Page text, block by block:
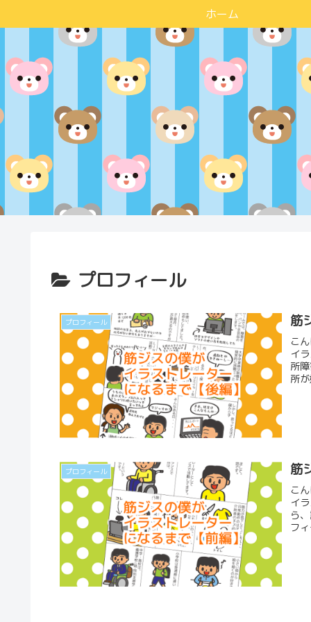
ホーム
プロフィール
プロフィール 筋
こ
イ
所
所
プロフィール 筋
こ
イ
ら
フ